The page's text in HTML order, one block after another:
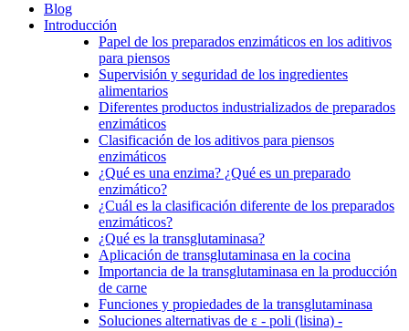
Blog
Introducción
Papel de los preparados enzimáticos en los aditivos
para piensos
Supervisión y seguridad de los ingredientes
alimentarios
Diferentes productos industrializados de preparados
enzimáticos
Clasificación de los aditivos para piensos
enzimáticos
¿Qué es una enzima? ¿Qué es un preparado
enzimático?
¿Cuál es la clasificación diferente de los preparados
enzimáticos?
¿Qué es la transglutaminasa?
Aplicación de transglutaminasa en la cocina
Importancia de la transglutaminasa en la producción
de carne
Funciones y propiedades de la transglutaminasa
Soluciones alternativas de ε - poli (lisina) -